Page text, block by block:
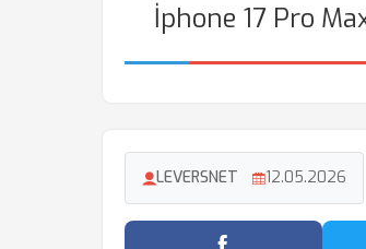
İphone 17 Pro
LEVERSNET 12.05.2026